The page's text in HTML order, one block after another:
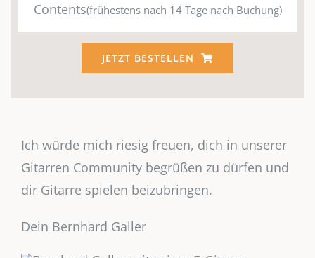
Contents(frühestens nach 14 Tage nach Buchung)
JETZT BESTELLEN
Ich würde mich riesig freuen, dich in unserer
Gitarren Community begrüßen zu dürfen und
dir Gitarre spielen beizubringen.
Dein Bernhard Galler